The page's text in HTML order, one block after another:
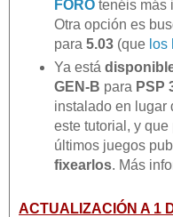
FOROtenéis más
Otra opción es
para 5.03(que los
Ya está
GEN-B para PSP
instalado en lugar
este tutorial, y
últimos juegos
fixearlos. Más
ACTUALIZACIÓN A 1